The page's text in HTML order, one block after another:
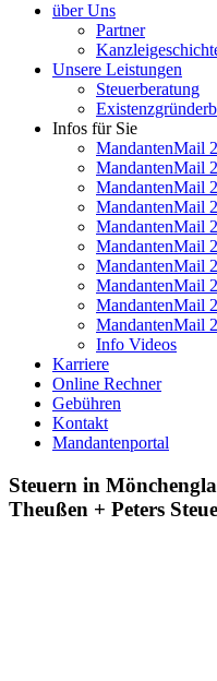
über Uns
Partner
Unsere Leistungen
Steuerberatung
Infos für Sie
MandantenMail
MandantenMail
MandantenMail
MandantenMail
MandantenMail
MandantenMail
MandantenMail
MandantenMail
MandantenMail
MandantenMail
Info Videos
Karriere
Online Rechner
Gebühren
Kontakt
Mandantenportal
Steuern in
Theußen + Peters